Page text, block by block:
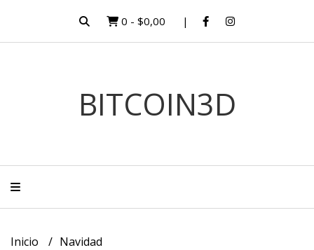
0 - $0,00
BITCOIN3D
Inicio Navidad